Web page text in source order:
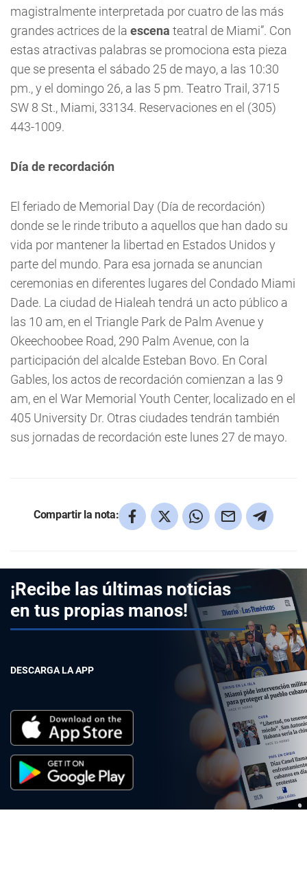
magistralmente interpretada por cuatro de las más
grandes actrices de la escena teatral de Miami”. Con
estas atractivas palabras se promociona esta pieza
que se presenta el sábado 25 de mayo, a las 10:30
pm., y el domingo 26, a las 5 pm. Teatro Trail, 3715
SW 8 St., Miami, 33134. Reservaciones en el (305)
443-1009.
Día de recordación
El feriado de Memorial Day (Día de recordación)
donde se le rinde tributo a aquellos que han dado su
vida por mantener la libertad en Estados Unidos y
parte del mundo. Para esa jornada se anuncian
ceremonias en diferentes lugares del Condado Miami
Dade. La ciudad de Hialeah tendrá un acto público a
las 10 am, en el Triangle Park de Palm Avenue y
Okeechoobee Road, 290 Palm Avenue, con la
participación del alcalde Esteban Bovo. En Coral
Gables, los actos de recordación comienzan a las 9
am, en el War Memorial Youth Center, localizado en el
405 University Dr. Otras ciudades tendrán también
sus jornadas de recordación este lunes 27 de mayo.
Compartir la nota:
¡Recibe las últimas noticias
en tus propias manos!
DESCARGA LA APP